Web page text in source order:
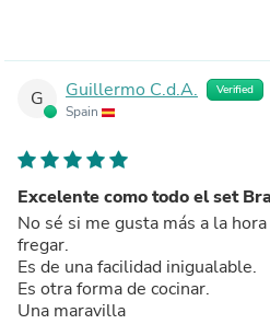
G Guillermo C.d.A. Verified
Spain
Excelente como todo el set
No sé si me gusta más a la
fregar.
Es de una facilidad inigualable.
Es otra forma de cocinar.
Una maravilla